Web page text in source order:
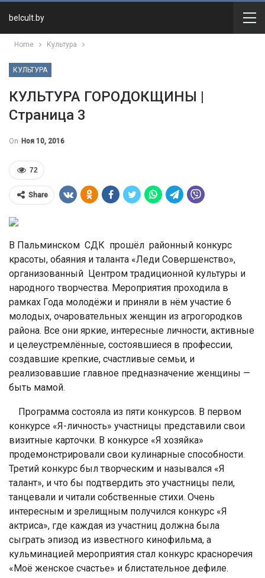
belcult.by
Home Культура
КУЛЬТУРА
КУЛЬТУРА ГОРОДОКЩИНЫ |
Страница 3
On Ноя 10, 2016
72
Share
В Пальминском СДК прошёл районный конкурс
красоты, обаяния и таланта «Леди Совершенство»,
организованный Центром традиционной культуры и
народного творчества. Мероприятия проходила в
рамках Года молодёжи и приняли в нём участие 6
молодых, очаровательных женщин из агрогородков
района. Все они яркие, интересные личности, активные
и целеустремлённые, состоявшиеся в профессии,
создавшие крепкие, счастливые семьи, и
реализовавшие главное предназначение женщины —
быть мамой.
Программа состояла из пяти конкурсов. В первом
конкурсе «Я-личность» участницы представили свои
визитные карточки. В конкурсе «Я хозяйка»
продемонстрировали свои кулинарные способности.
Третий конкурс был творческим и назывался «Я
талант», и что бы подтвердить это участницы пели,
танцевали и читали собственные стихи. Очень
интересным и зрелищным получился конкурс «Я
актриса», где каждая из участниц должна была
сыграть эпизод из известного кинофильма, а
кульминацией мероприятия стал конкурс красноречия
«Моё женское счастье» и блистательное дефиле.